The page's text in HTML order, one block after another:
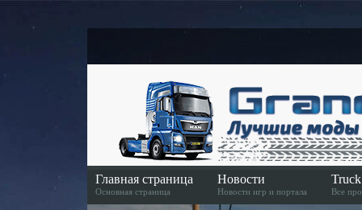
Главная страница
Основная страница
Новости
Новости игр и портала Все